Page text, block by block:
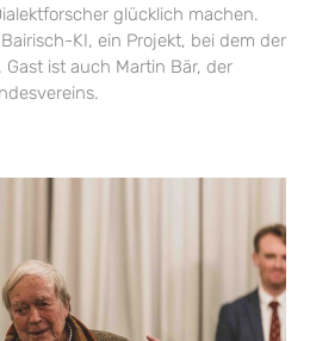
glücklich machen.
KI, ein Projekt, bei dem der
ist auch Martin Bär, der